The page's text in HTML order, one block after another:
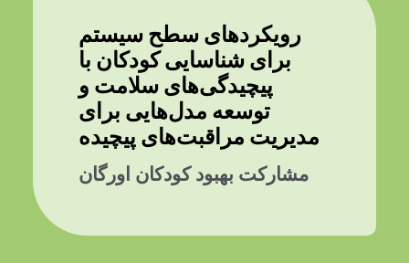
رویکردهای سطح سیستم
برای شناسایی کودکان با
پیچیدگی‌های سلامت و
توسعه مدل‌هایی برای
مدیریت مراقبت‌های پیچیده
مشارکت بهبود کودکان اورگان